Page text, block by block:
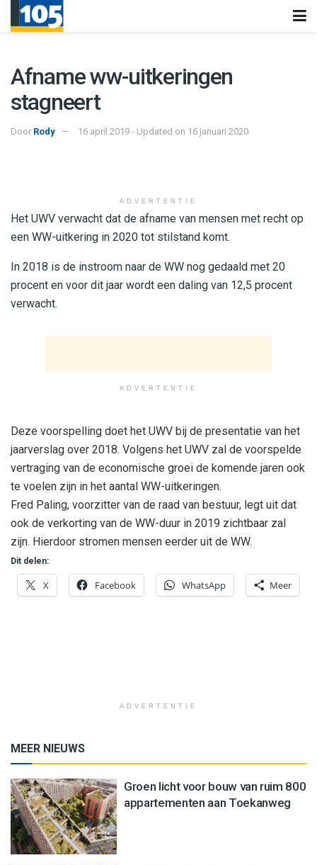
Afname ww-uitkeringen
stagneert
Door Rody 16 april 2019 - Updated on 16 januari 2020
ADVERTENTIE
Het UWV verwacht dat de afname van mensen met recht op
een WW-uitkering in 2020 tot stilstand komt.
In 2018 is de instroom naar de WW nog gedaald met 20
procent en voor dit jaar wordt een daling van 12,5 procent
verwacht.
ADVERTENTIE
Deze voorspelling doet het UWV bij de presentatie van het
jaarverslag over 2018. Volgens het UWV zal de voorspelde
vertraging van de economische groei de komende jaren ook
te voelen zijn in het aantal WW-uitkeringen.
Fred Paling, voorzitter van de raad van bestuur, legt uit dat
ook de verkorting van de WW-duur in 2019 zichtbaar zal
zijn. Hierdoor stromen mensen eerder uit de WW.
Dit delen:
X Facebook WhatsApp Meer
ADVERTENTIE
MEER NIEUWS
Groen licht voor bouw van ruim 800
appartementen aan Toekanweg